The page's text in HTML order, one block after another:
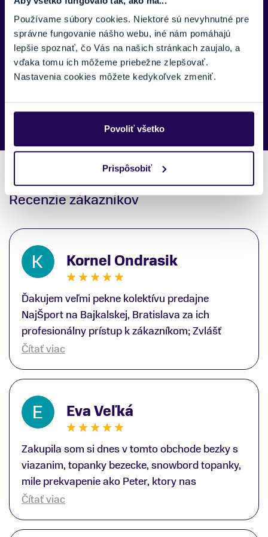
Používame súbory cookies. Niektoré sú nevyhnutné pre
správne fungovanie nášho webu, iné nám pomáhajú
lepšie spoznať, čo Vás na našich stránkach zaujalo, a
vďaka tomu ich môžeme priebežne zlepšovať.
Nastavenia cookies môžete kedykoľvek zmeniť.
Povoliť všetko
Prispôsobiť
SPRÁVA:
produktu.
Recenzie zákazníkov
Kornel Ondrasik
Ďakujem veľmi pekne kolektívu predajne
NajŠport na Bajkalskej, Bratislava za ich
profesionálny prístup k zákazníkom; Zvlášť
ďakujem špecialistovi Martinovi Gunišovi za
lyžiarskej obuvi, ako aj prilby.. všetko značka
Atomic; Pán Martin Guniš mi svojou
odbornosťou otvoril nové obzory a dozvedel
som sa, vďaka jeho profesionálnemu prístupu k
zákazníkovi, up-to-date informácie o nových
trendoch v lyžiarských technológiách; Z
predajne NajŠport som odchádzal s nakúpom
nového lyžiarského vybavenia nielen ako veľmi
spokojný zákazník, ale aj s rešpektom, že
majitelia takejto špičkovej športovej predajne na
Čítať viac
Eva Veľká
Zakupila som si dnes v tomto obchode bezky s
viazanim, topanky bezecke, snowbord topanky,
mile prekvapenie ako Peter, ktory nas
obsluhoval mal prehlad, poradil nam super. Za
Serede
Čítať viac